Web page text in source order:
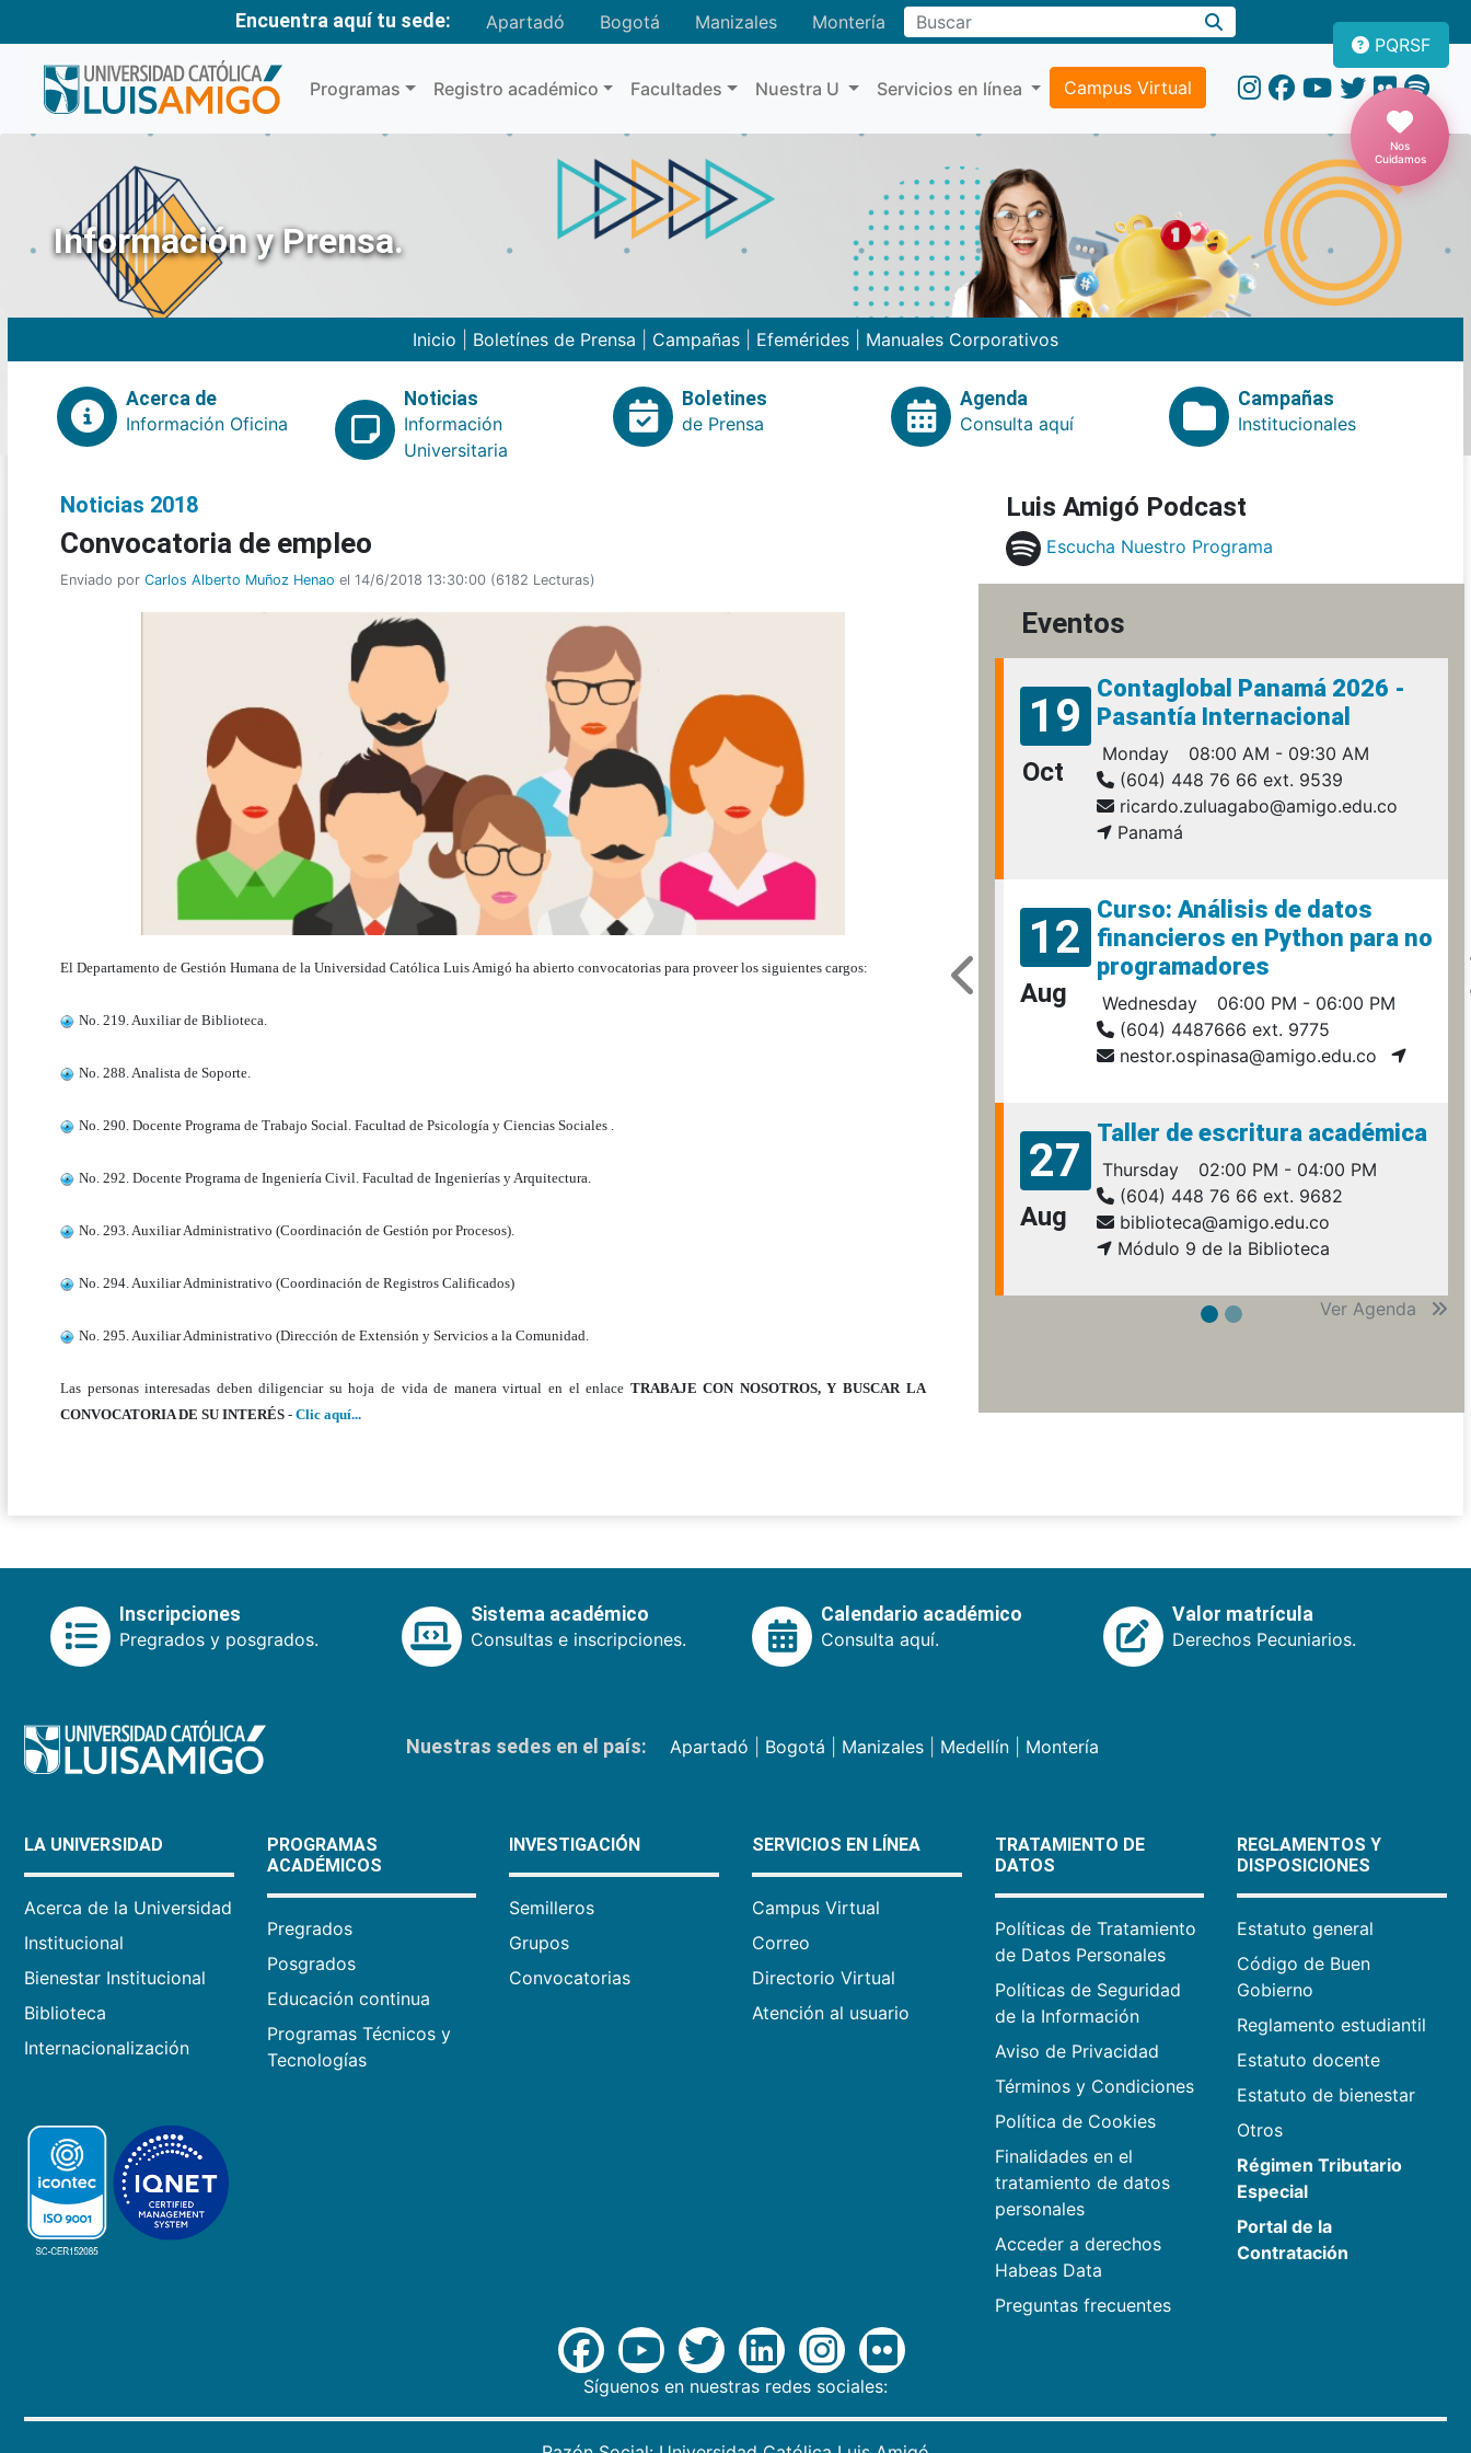
Encuentra aquí tu sede: Apartadó Bogotá Manizales MonteríaBuscar
Programas Registro académico Facultades Nuestra U Servicios en línea Campus Virtual
PQRSF
Nos
Cuidamos
Información y Prensa.
Inicio Boletínes de Prensa Campañas Efemérides Manuales Corporativos
Acerca de
Información Oficina
Noticias
Información
Universitaria
Boletines
de Prensa
Agenda
Consulta aquí
Campañas
Institucionales
Noticias 2018
Convocatoria de empleo
Enviado por Carlos Alberto Muñoz Henao el 14/6/2018 13:30:00 (6182 Lecturas)
El Departamento de Gestión Humana de la Universidad Católica Luis Amigó ha abierto convocatorias para proveer los siguientes cargos:
No. 219. Auxiliar de Biblioteca.
No. 288. Analista de Soporte.
No. 290. Docente Programa de Trabajo Social. Facultad de Psicología y Ciencias Sociales .
No. 292. Docente Programa de Ingeniería Civil. Facultad de Ingenierías y Arquitectura.
No. 293. Auxiliar Administrativo (Coordinación de Gestión por Procesos).
No. 294. Auxiliar Administrativo (Coordinación de Registros Calificados)
No. 295. Auxiliar Administrativo (Dirección de Extensión y Servicios a la Comunidad.
Las personas interesadas deben diligenciar su hoja de vida de manera virtual en el enlace TRABAJE CON NOSOTROS, Y BUSCAR LA
CONVOCATORIA DE SU INTERÉS - Clic aquí...
Luis Amigó Podcast
Escucha Nuestro Programa
Eventos
19
Oct
Contaglobal Panamá 2026 -
Pasantía Internacional
Monday
08:00 AM - 09:30 AM
(604) 448 76 66 ext. 9539
ricardo.zuluagabo@amigo.edu.co
Panamá
12
Aug
Curso: Análisis de datos
financieros en Python para no
programadores
Wednesday
06:00 PM - 06:00 PM
(604) 4487666 ext. 9775
nestor.ospinasa@amigo.edu.co
27
Aug
Taller de escritura académica
Thursday
02:00 PM - 04:00 PM
(604) 448 76 66 ext. 9682
biblioteca@amigo.edu.co
Módulo 9 de la Biblioteca
Ver Agenda
Inscripciones
Pregrados y posgrados.
Sistema académico
Consultas e inscripciones.
Calendario académico
Consulta aquí.
Valor matrícula
Derechos Pecuniarios.
Nuestras sedes en el país: Apartadó Bogotá Manizales| Medellín| Montería
LA UNIVERSIDAD
Acerca de la Universidad
Institucional
Bienestar Institucional
Biblioteca
Internacionalización
PROGRAMAS
ACADÉMICOS
Pregrados
Posgrados
Educación continua
Programas Técnicos y
Tecnologías
INVESTIGACIÓN
Semilleros
Grupos
Convocatorias
SERVICIOS EN LÍNEA
Campus Virtual
Correo
Directorio Virtual
Atención al usuario
TRATAMIENTO DE
DATOS
Políticas de Tratamiento
de Datos Personales
Políticas de Seguridad
de la Información
Aviso de Privacidad
Términos y Condiciones
Política de Cookies
Finalidades en el
tratamiento de datos
personales
Acceder a derechos
Habeas Data
Preguntas frecuentes
REGLAMENTOS Y
DISPOSICIONES
Estatuto general
Código de Buen
Gobierno
Reglamento estudiantil
Estatuto docente
Estatuto de bienestar
Otros
Régimen Tributario
Especial
Portal de la
Contratación
Síguenos en nuestras redes sociales: